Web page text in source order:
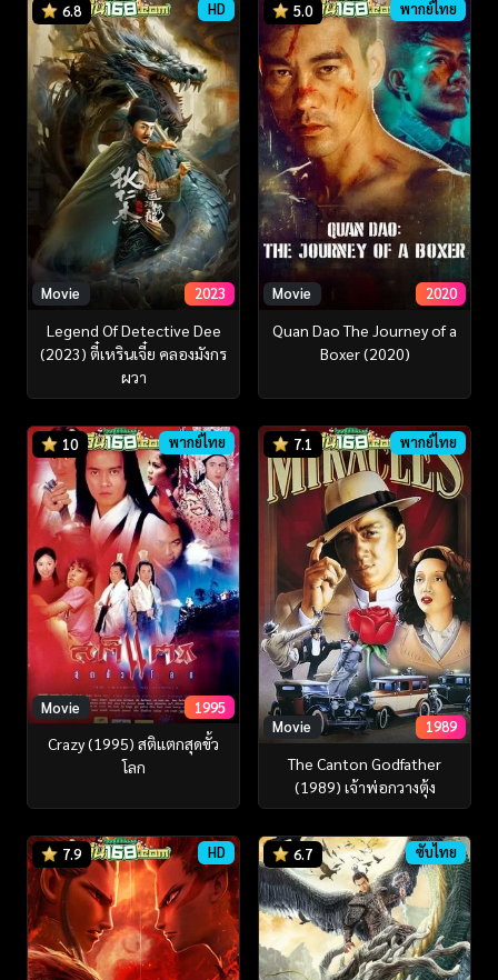
6.8 HD
Movie 2023
Legend Of Detective Dee
(2023) ตี๋เหรินเจี๋ย คลองมังกร
ผวา
5.0 พากย์ไทย
Movie 2020
Quan Dao The Journey of a
Boxer (2020)
10 พากย์ไทย
Movie 1995
Crazy (1995) สติแตกสุดขั้ว
โลก
7.1 พากย์ไทย
Movie 1989
The Canton Godfather
(1989) เจ้าพ่อกวางตุ้ง
7.9 HD 6.7 ซับไทย